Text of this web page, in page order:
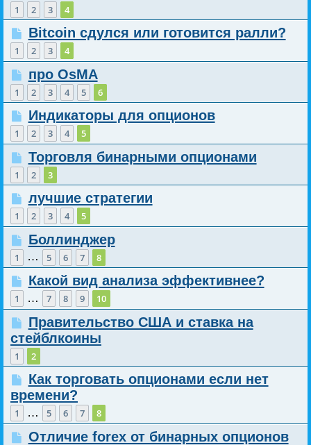
1 2 3 4
Bitcoin сдулся или готовится ралли?
1 2 3 4
про OsMA
1 2 3 4 5 6
Индикаторы для опционов
1 2 3 4 5
Торговля бинарными опционами
1 2 3
лучшие стратегии
1 2 3 4 5
Боллинджер
1 … 5 6 7 8
Какой вид анализа эффективнее?
1 … 7 8 9 10
Правительство США и ставка на
стейблкоины
1 2
Как торговать опционами если нет
времени?
1 … 5 6 7 8
Отличие forex от бинарных опционов